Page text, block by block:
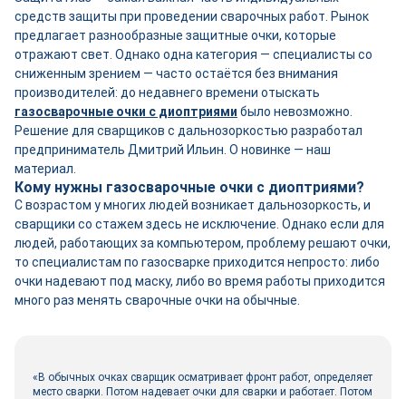
средств защиты при проведении сварочных работ. Рынок
предлагает разнообразные защитные очки, которые
отражают свет. Однако одна категория — специалисты со
сниженным зрением — часто остаётся без внимания
производителей: до недавнего времени отыскать
газосварочные очки с диоптриями было невозможно.
Решение для сварщиков с дальнозоркостью разработал
предприниматель Дмитрий Ильин. О новинке — наш
материал.
Кому нужны газосварочные очки с диоптриями?
С возрастом у многих людей возникает дальнозоркость, и
сварщики со стажем здесь не исключение. Однако если для
людей, работающих за компьютером, проблему решают очки,
то специалистам по газосварке приходится непросто: либо
очки надевают под маску, либо во время работы приходится
много раз менять сварочные очки на обычные.
«В обычных очках сварщик осматривает фронт работ, определяет
место сварки. Потом надевает очки для сварки и работает. Потом